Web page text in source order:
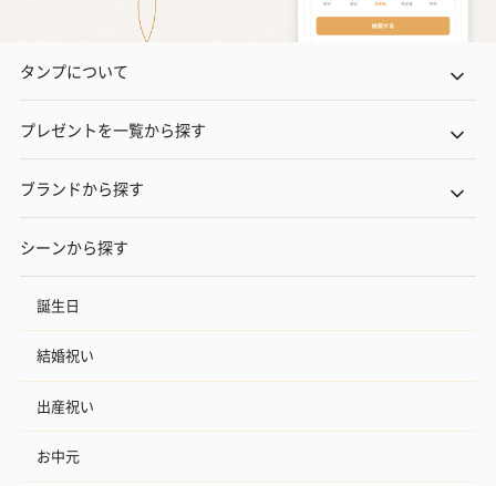
タンプについて
プレゼントを一覧から探す
ブランドから探す
シーンから探す
誕生日
結婚祝い
出産祝い
お中元